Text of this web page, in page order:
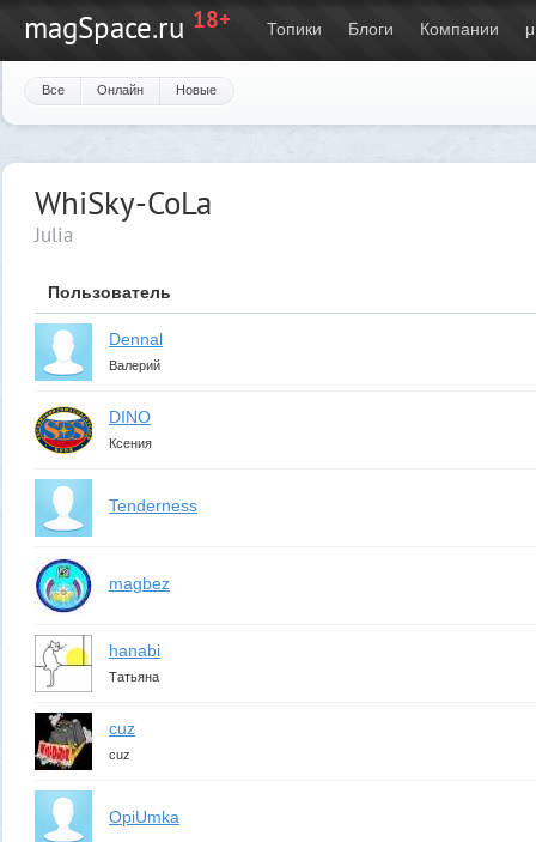
magSpace.ru 18+ Топики Блоги Компании μ
Все Онлайн Новые
WhiSky-CoLa
Julia
Пользователь
Dennal
Валерий
DINO
Ксения
Tenderness
magbez
hanabi
Татьяна
cuz
cuz
OpiUmka